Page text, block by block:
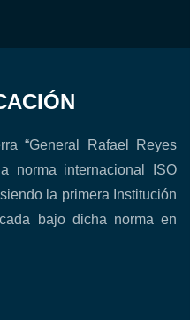
“General Rafael Reyes
norma internacional ISO
la primera Institución
bajo dicha norma en